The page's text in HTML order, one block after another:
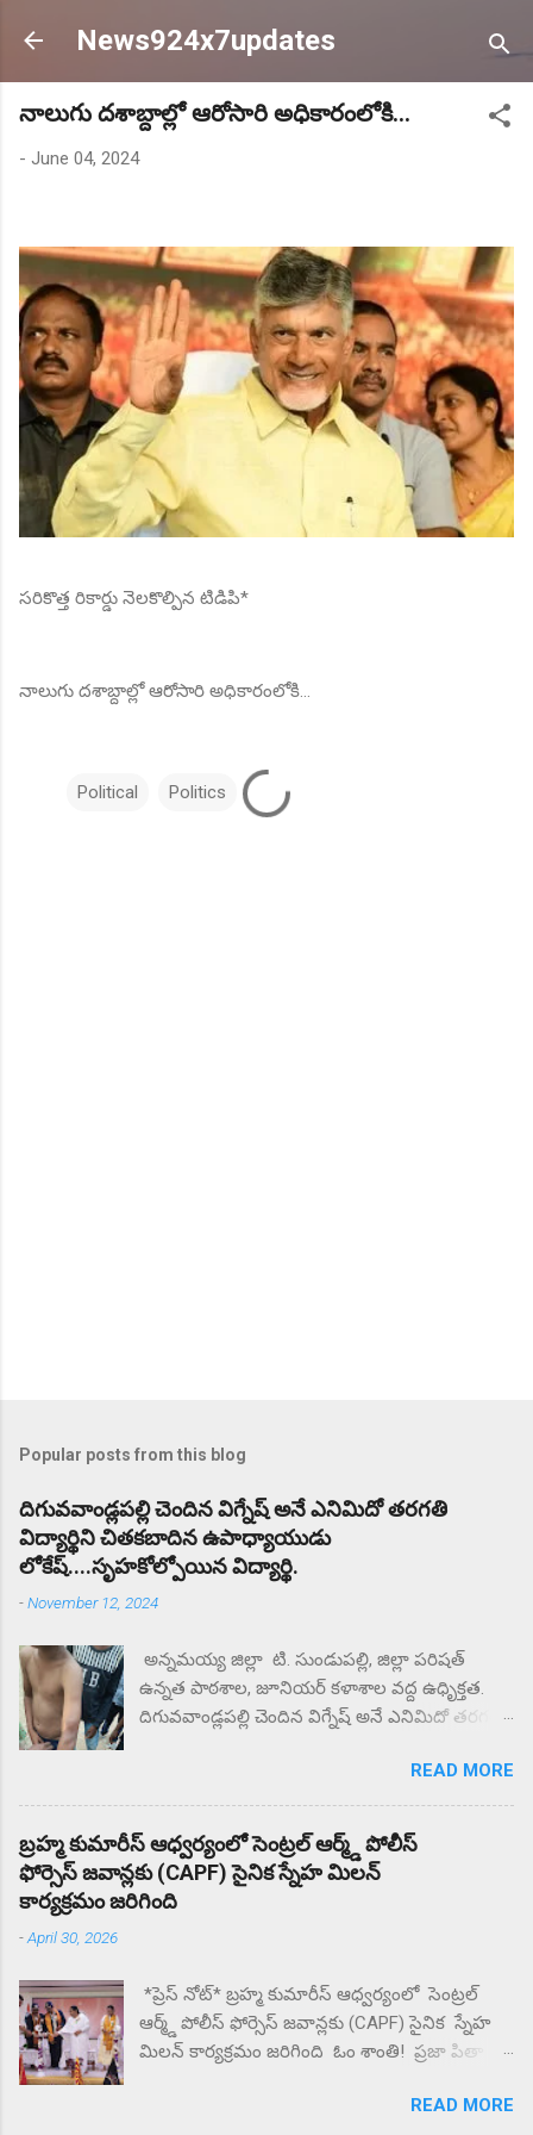
Skip to main content
News924x7updates
నాలుగు దశాబ్దాల్లో ఆరోసారి అధికారంలోకి...
- June 04, 2024
సరికొత్త రికార్డు నెలకొల్పిన టిడిపి*
నాలుగు దశాబ్దాల్లో ఆరోసారి అధికారంలోకి...
Political Politics
Popular posts from this blog
దిగువవాండ్లపల్లి చెందిన విగ్నేష్ అనే ఎనిమిదో తరగతి
విద్యార్థిని చితకబాదిన ఉపాధ్యాయుడు
లోకేష్....సృహకోల్పోయిన విద్యార్థి.
-November 12, 2024
అన్నమయ్య జిల్లా టి. సుండుపల్లి, జిల్లా పరిషత్
ఉన్నత పాఠశాల, జూనియర్ కళాశాల వద్ద ఉధృిక్తత.
దిగువవాండ్లపల్లి చెందిన విగ్నేష్ అనే ఎనిమిదో తరగతి
సృహకోల్పోయిన విద్యార్థి. జిల్లా పరిషత్ ఉన్నత
పాఠశాల వద్ద తల్లిదండ్రులు ధర్నా.. ఎందుకు కోట్టారని
తల్లిదండ్రులు ప్రశ్నిస్తే మీకు దిక్కున్నచోట చెప్పుకోండని
సంఘటన స్థలం నుంచి ఉడాయించాడంటున్న
తల్లిదండ్రులకు. దాదాపు రెండు గంటల నుంచి కళాశాల
పలు ఉపాధ్యాయులు గంటల తరబడి తల్లిదండ్రులను
మందులిస్తున్న పలు ఉపాధ్యాయులు న్యాయం జరిగే
వరకు ఇక్కడ నుంచి కదిలేది లేదని భీష్మించుకోని
READ MORE
బ్రహ్మ కుమారీస్ ఆధ్వర్యంలో సెంట్రల్ ఆర్మ్డ్ పోలీస్
ఫోర్సెస్ జవాన్లకు (CAPF) సైనిక స్నేహ మిలన్
కార్యక్రమం జరిగింది
-April 30, 2026
*ప్రెస్ నోట్* బ్రహ్మ కుమారీస్ ఆధ్వర్యంలో సెంట్రల్
ఆర్మ్డ్ పోలీస్ ఫోర్సెస్ జవాన్లకు (CAPF) సైనిక స్నేహ
మిలన్ కార్యక్రమం జరిగింది ఓం శాంతి! ప్రజా పితా
న్యూ జగన్నాధపురం లో గల పరమాత్మ అనుభూతి
READ MORE